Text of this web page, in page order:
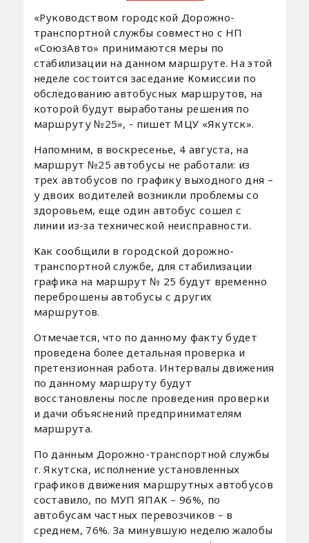
«Руководством городской Дорожно-
транспортной службы совместно с НП
«СоюзАвто» принимаются меры по
стабилизации на данном маршруте. На этой
неделе состоится заседание Комиссии по
обследованию автобусных маршрутов, на
которой будут выработаны решения по
маршруту №25», - пишет МЦУ «Якутск».
Напомним, в воскресенье, 4 августа, на
маршрут №25 автобусы не работали: из
трех автобусов по графику выходного дня –
у двоих водителей возникли проблемы со
здоровьем, еще один автобус сошел с
линии из-за технической неисправности.
Как сообщили в городской дорожно-
транспортной службе, для стабилизации
графика на маршрут № 25 будут временно
переброшены автобусы с других
маршрутов.
Отмечается, что по данному факту будет
проведена более детальная проверка и
претензионная работа. Интервалы движения
по данному маршруту будут
восстановлены после проведения проверки
и дачи объяснений предпринимателям
маршрута.
По данным Дорожно-транспортной службы
г. Якутска, исполнение установленных
графиков движения маршрутных автобусов
составило, по МУП ЯПАК – 96%, по
автобусам частных перевозчиков – в
среднем, 76%. За минувшую неделю жалобы